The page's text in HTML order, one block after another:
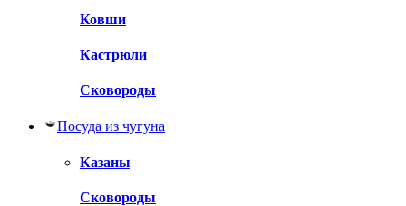
Ковши
Кастрюли
Сковороды
Посуда из чугуна
Казаны
Сковороды